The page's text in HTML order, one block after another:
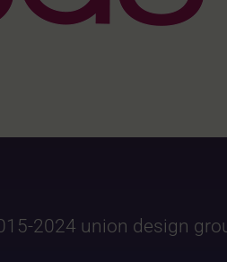
2024 union design